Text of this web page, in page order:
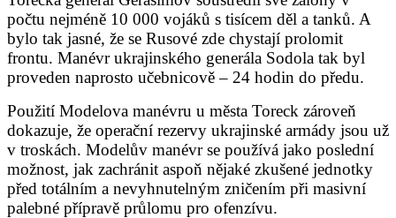
počtu nejméně 10 000 vojáků s tisícem děl a tanků. A
bylo tak jasné, že se Rusové zde chystají prolomit
frontu. Manévr ukrajinského generála Sodola tak byl
proveden naprosto učebnicově – 24 hodin do předu.
Použití Modelova manévru u města Toreck zároveň
dokazuje, že operační rezervy ukrajinské armády jsou už
v troskách. Modelův manévr se používá jako poslední
možnost, jak zachránit aspoň nějaké zkušené jednotky
před totálním a nevyhnutelným zničením při masivní
palebné přípravě průlomu pro ofenzívu.